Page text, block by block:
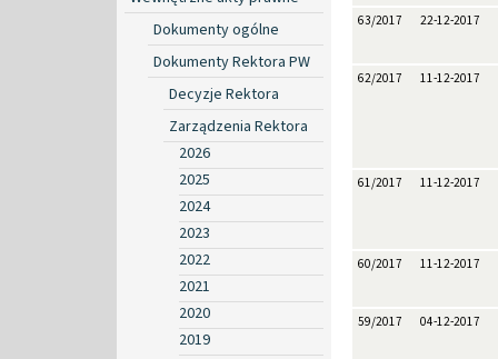
Dokumenty ogólne
Dokumenty Rektora PW
Decyzje Rektora
Zarządzenia Rektora
2026
2025
2024
2023
2022
2021
2020
2019
63/2017 22-12-2017
62/2017 11-12-2017
61/2017 11-12-2017
60/2017 11-12-2017
59/2017 04-12-2017